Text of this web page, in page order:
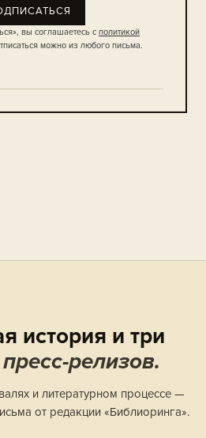
вы соглашаетесь с политикой
можно из любого письма.
история и три
релизов.
и литературном процессе —
от редакции «Библиоринга».